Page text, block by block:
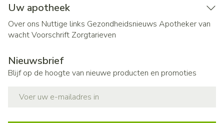
Uw apotheek
Over ons Nuttige links Gezondheidsnieuws Apotheker van
wachtVoorschrift Zorgtarieven
Nieuwsbrief
Blijf op de hoogte van nieuwe producten en promoties